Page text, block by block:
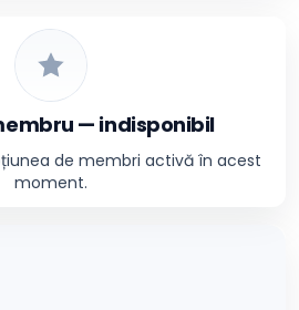
— indisponibil
de membri activă în acest
moment.